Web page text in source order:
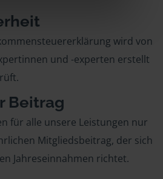
wird von
und -experten erstellt
Beitrag
für alle unsere Leistungen nur
Mitgliedsbeitrag, der sich
Jahreseinnahmen richtet.